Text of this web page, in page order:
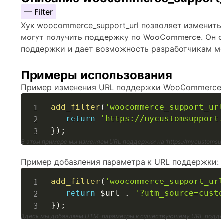
— Filter
Хук woocommerce_support_url позволяет
могут получить поддержку по WooCommerce. Он
поддержки и дает возможность разработчикам
Примеры использования
Пример изменения URL поддержки
add_filter (
return
'https://
} ) ;
В этом примере мы изменяем URL поддержки на ‘https://
Пример добавления параметра к URL поддержки:
add_filter (
return
$url .
} ) ;
Здесь мы добавляем UTM-параметры к существующему URL